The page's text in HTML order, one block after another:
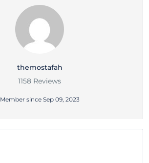
themostafah
1158 Reviews
Member since Sep 09, 2023